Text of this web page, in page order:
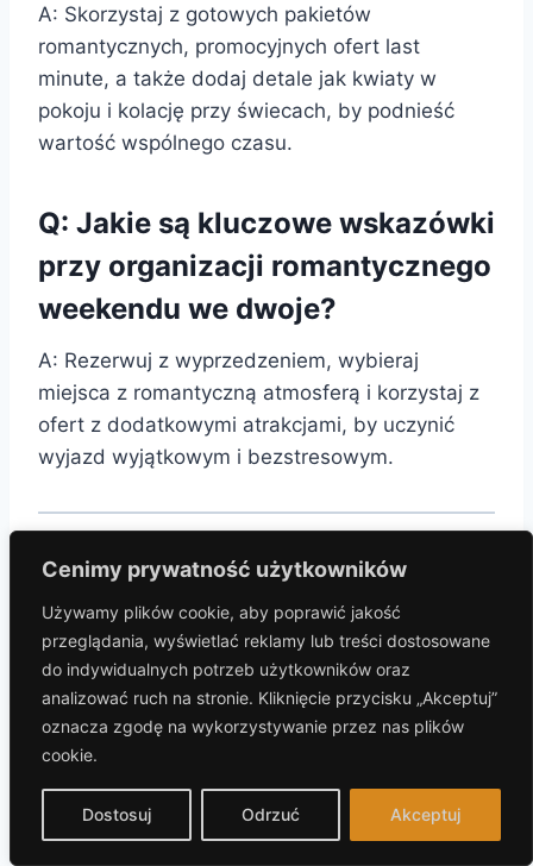
Cenimy prywatność użytkowników
Używamy plików cookie, aby poprawić jakość
przeglądania, wyświetlać reklamy lub treści dostosowane
do indywidualnych potrzeb użytkowników oraz
analizować ruch na stronie. Kliknięcie przycisku „Akceptuj”
oznacza zgodę na wykorzystywanie przez nas plików
cookie.
Dostosuj Odrzuć Akceptuj
A: Skorzystaj z gotowych pakietów
romantycznych, promocyjnych ofert last
minute, a także dodaj detale jak kwiaty w
pokoju i kolację przy świecach, by podnieść
wartość wspólnego czasu.
Q: Jakie są kluczowe wskazówki
przy organizacji romantycznego
weekendu we dwoje?
A: Rezerwuj z wyprzedzeniem, wybieraj
miejsca z romantyczną atmosferą i korzystaj z
ofert z dodatkowymi atrakcjami, by uczynić
wyjazd wyjątkowym i bezstresowym.
CZAS DLA BLISKICH– Zarezerwujcie wspólny
korzystając z inspiracji na romantyczny
weekend we dwoje.
Nawigacja
wpisu
Arche hotel krakowska
komfort i styl na
osada śnieżka hotel
wyjątkowy komfort i